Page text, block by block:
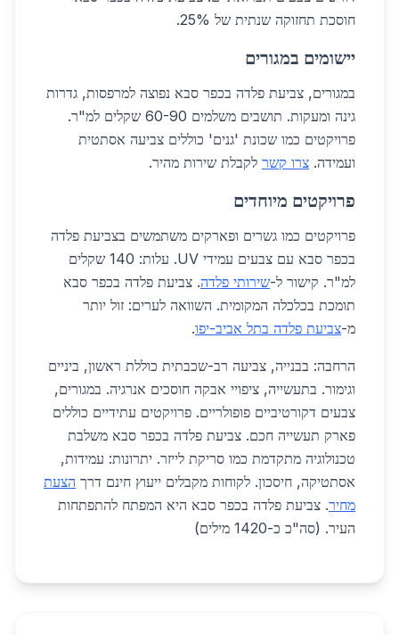
חוסכת תחזוקה שנתית של 25%.
יישומים במגורים
במגורים, צביעת פלדה בכפר סבא נפוצה למרפסות, גדרות
גינה ומעקות. תושבים משלמים 60-90 שקלים למ"ר.
פרויקטים כמו שכונת 'גנים' כוללים צביעה אסתטית
ועמידה. צרו קשר לקבלת שירות מהיר.
פרויקטים מיוחדים
פרויקטים כמו גשרים ופארקים משתמשים בצביעת פלדה
בכפר סבא עם צבעים עמידי UV. עלות: 140 שקלים
למ"ר. קישור ל-שירותי פלדה. צביעת פלדה בכפר סבא
תומכת בכלכלה המקומית. השוואה לערים: זול יותר
מ-צביעת פלדה בתל אביב-יפו.
הרחבה: בבנייה, צביעה רב-שכבתית כוללת ראשון, ביניים
וגימור. בתעשייה, ציפויי אבקה חוסכים אנרגיה. במגורים,
צבעים דקורטיביים פופולריים. פרויקטים עתידיים כוללים
פארק תעשייה חכם. צביעת פלדה בכפר סבא משלבת
טכנולוגיה מתקדמת כמו סריקת לייזר. יתרונות: עמידות,
אסתטיקה, חיסכון. לקוחות מקבלים ייעוץ חינם דרך הצעת
מחיר. צביעת פלדה בכפר סבא היא המפתח להתפתחות
העיר. (סה"כ כ-1420 מילים)